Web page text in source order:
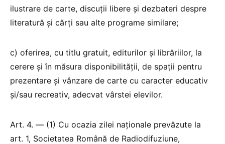
ilustrare de carte, discuții libere și dezbateri despre
literatură și cărți sau alte programe similare;
c) oferirea, cu titlu gratuit, editurilor și librăriilor, la
cerere și în măsura disponibilității, de spații pentru
prezentare și vânzare de carte cu caracter educativ
și/sau recreativ, adecvat vârstei elevilor.
Art. 4. — (1) Cu ocazia zilei naționale prevăzute la
art. 1, Societatea Română de Radiodifuziune,